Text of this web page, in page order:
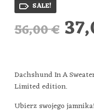
SALE!
56,00€ price
Dachshund In A
Limited edition.
Ubierz swojego